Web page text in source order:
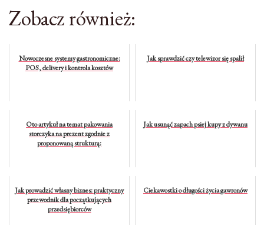
Zobacz również:
Nowoczesne systemy gastronomiczne:
POS, delivery i kontrola kosztów
Jak sprawdzić czy telewizor się spalił
Oto artykuł na temat pakowania
storczyka na prezent zgodnie z
proponowaną strukturą:
Jak usunąć zapach psiej kupy z dywanu
Jak prowadzić własny biznes: praktyczny
przewodnik dla początkujących
przedsiębiorców
Ciekawostki o długości życia gawronów